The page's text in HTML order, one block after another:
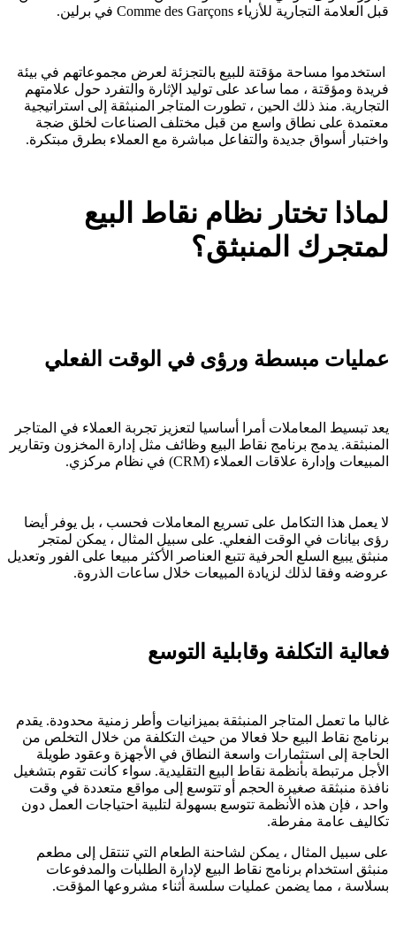
قبل العلامة التجارية للأزياء Comme des Garçons في برلين.
استخدموا مساحة مؤقتة للبيع بالتجزئة لعرض مجموعاتهم في بيئة
فريدة ومؤقتة ، مما ساعد على توليد الإثارة والتفرد حول علامتهم
التجارية. منذ ذلك الحين ، تطورت المتاجر المنبثقة إلى استراتيجية
معتمدة على نطاق واسع من قبل مختلف الصناعات لخلق ضجة
واختبار أسواق جديدة والتفاعل مباشرة مع العملاء بطرق مبتكرة.
لماذا تختار نظام نقاط البيع
لمتجرك المنبثق؟
عمليات مبسطة ورؤى في الوقت الفعلي
يعد تبسيط المعاملات أمرا أساسيا لتعزيز تجربة العملاء في المتاجر
المنبثقة. يدمج برنامج نقاط البيع وظائف مثل إدارة المخزون وتقارير
المبيعات وإدارة علاقات العملاء (CRM) في نظام مركزي.
لا يعمل هذا التكامل على تسريع المعاملات فحسب ، بل يوفر أيضا
رؤى بيانات في الوقت الفعلي. على سبيل المثال ، يمكن لمتجر
منبثق يبيع السلع الحرفية تتبع العناصر الأكثر مبيعا على الفور وتعديل
عروضه وفقا لذلك لزيادة المبيعات خلال ساعات الذروة.
فعالية التكلفة وقابلية التوسع
غالبا ما تعمل المتاجر المنبثقة بميزانيات وأطر زمنية محدودة. يقدم
برنامج نقاط البيع حلا فعالا من حيث التكلفة من خلال التخلص من
الحاجة إلى استثمارات واسعة النطاق في الأجهزة وعقود طويلة
الأجل مرتبطة بأنظمة نقاط البيع التقليدية. سواء كانت تقوم بتشغيل
نافذة منبثقة صغيرة الحجم أو تتوسع إلى مواقع متعددة في وقت
واحد ، فإن هذه الأنظمة تتوسع بسهولة لتلبية احتياجات العمل دون
تكاليف عامة مفرطة.
على سبيل المثال ، يمكن لشاحنة الطعام التي تنتقل إلى مطعم
منبثق استخدام برنامج نقاط البيع لإدارة الطلبات والمدفوعات
بسلاسة ، مما يضمن عمليات سلسة أثناء مشروعها المؤقت.